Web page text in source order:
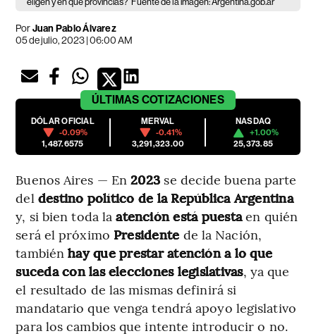
PorJuan Pablo Álvarez
05 de julio, 2023 | 06:00 AM
ÚLTIMAS COTIZACIONES
DÓLAR OFICIAL
-0.09%
1,487.6575
MERVAL
-0.41%
3,291,323.00
NASDAQ
+1.00%
25,373.85
Buenos Aires — En2023 se decide buena parte
del destino político de la República Argentina
y, si bien toda laatención está puestaen quién
será el próximo Presidente de la Nación,
tambiénhay que prestar atención a lo que
suceda con las elecciones legislativas, ya que
el resultado de las mismas definirá si
mandatario que venga tendrá apoyo legislativo
para los cambios que intente introducir o no.